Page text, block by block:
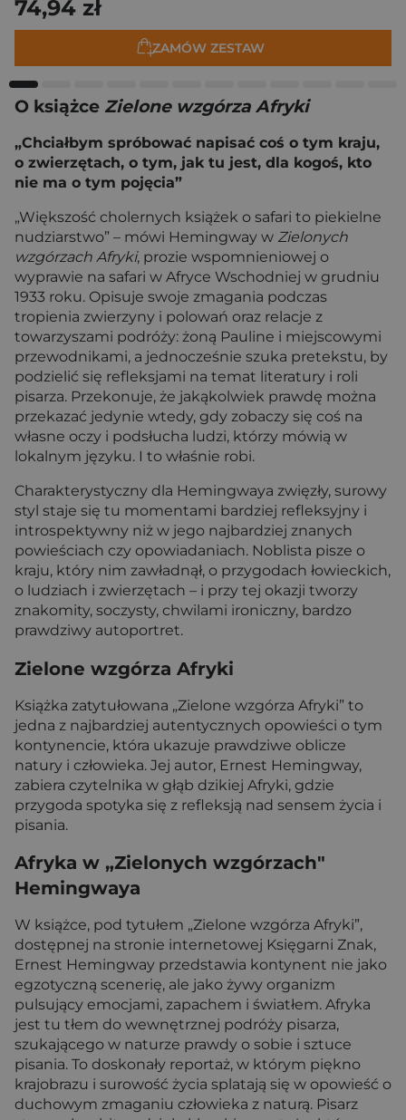
74,94 zł
ZAMÓW ZESTAW
O książce Zielone wzgórza Afryki
„Chciałbym spróbować napisać coś o tym kraju,
o zwierzętach, o tym, jak tu jest, dla kogoś, kto
nie ma o tym pojęcia”
„Większość cholernych książek o safari to piekielne
nudziarstwo” – mówi Hemingway w Zielonych
wzgórzach Afryki, prozie wspomnieniowej o
wyprawie na safari w Afryce Wschodniej w grudniu
1933 roku. Opisuje swoje zmagania podczas
tropienia zwierzyny i polowań oraz relacje z
towarzyszami podróży: żoną Pauline i miejscowymi
przewodnikami, a jednocześnie szuka pretekstu, by
podzielić się refleksjami na temat literatury i roli
pisarza. Przekonuje, że jakąkolwiek prawdę można
przekazać jedynie wtedy, gdy zobaczy się coś na
własne oczy i podsłucha ludzi, którzy mówią w
lokalnym języku. I to właśnie robi.
Charakterystyczny dla Hemingwaya zwięzły, surowy
styl staje się tu momentami bardziej refleksyjny i
introspektywny niż w jego najbardziej znanych
powieściach czy opowiadaniach. Noblista pisze o
kraju, który nim zawładnął, o przygodach łowieckich,
o ludziach i zwierzętach – i przy tej okazji tworzy
znakomity, soczysty, chwilami ironiczny, bardzo
prawdziwy autoportret.
Zielone wzgórza Afryki
Książka zatytułowana „Zielone wzgórza Afryki” to
jedna z najbardziej autentycznych opowieści o tym
kontynencie, która ukazuje prawdziwe oblicze
natury i człowieka. Jej autor, Ernest Hemingway,
zabiera czytelnika w głąb dzikiej Afryki, gdzie
przygoda spotyka się z refleksją nad sensem życia i
pisania.
Afryka w „Zielonych wzgórzach"
Hemingwaya
W książce, pod tytułem „Zielone wzgórza Afryki”,
dostępnej na stronie internetowej Księgarni Znak,
Ernest Hemingway przedstawia kontynent nie jako
egzotyczną scenerię, ale jako żywy organizm
pulsujący emocjami, zapachem i światłem. Afryka
jest tu tłem do wewnętrznej podróży pisarza,
szukającego w naturze prawdy o sobie i sztuce
pisania. To doskonały reportaż, w którym piękno
krajobrazu i surowość życia splatają się w opowieść o
duchowym zmaganiu człowieka z naturą. Pisarz